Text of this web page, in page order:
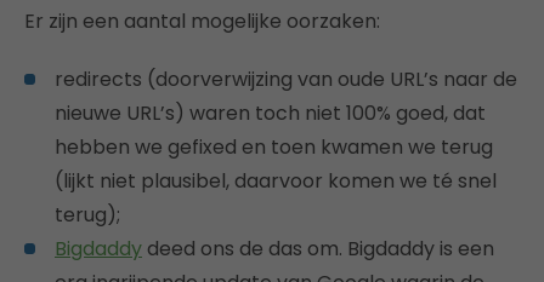
Er zijn een aantal mogelijke oorzaken:
redirects (doorverwijzing van oude URL’s naar de
nieuwe URL’s) waren toch niet 100% goed, dat
hebben we gefixed en toen kwamen we terug
(lijkt niet plausibel, daarvoor komen we té snel
terug);
Bigdaddy deed ons de das om. Bigdaddy is een